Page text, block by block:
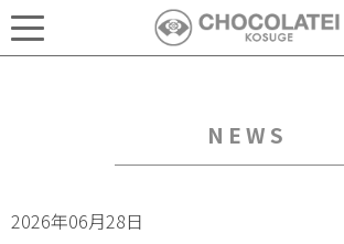
NEWS
2026年06月28日